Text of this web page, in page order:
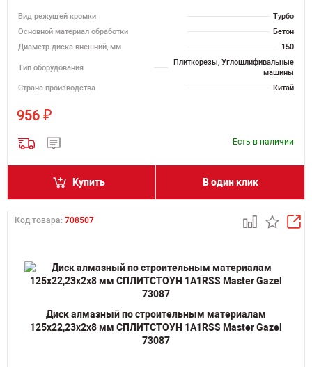
Вид режущей кромки
Турбо
Основной материал обработки
Бетон
Диаметр диска внешний, мм
150
Тип оборудования
Плиткорезы, Углошлифивальные
машины
Страна производства
Китай
956 ₽
Есть в наличии
Купить В один клик
Код товара: 708507
Диск алмазный по строительным материалам
125х22,23х2х8 мм СПЛИТСТОУН 1A1RSS Master Gazel
73087